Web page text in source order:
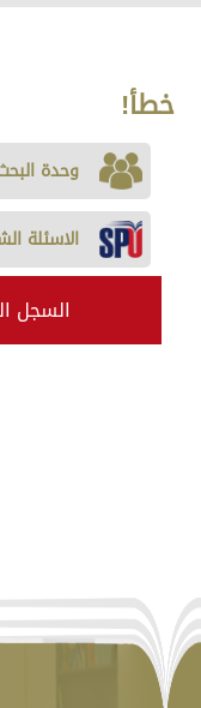
خطأ!
وحدة
الاسئلة
السجل